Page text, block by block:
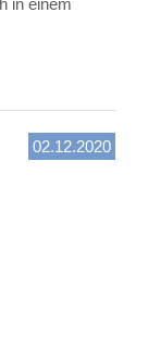
in einem
02.12.2020